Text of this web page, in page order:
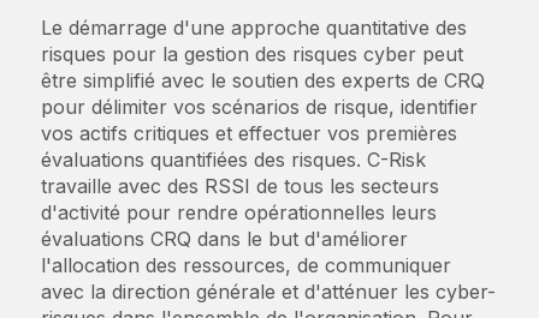
Le démarrage d'une approche quantitative des
risques pour la gestion des risques cyber peut
être simplifié avec le soutien des experts de CRQ
pour délimiter vos scénarios de risque, identifier
vos actifs critiques et effectuer vos premières
évaluations quantifiées des risques. C-Risk
travaille avec des RSSI de tous les secteurs
d'activité pour rendre opérationnelles leurs
évaluations CRQ dans le but d'améliorer
l'allocation des ressources, de communiquer
avec la direction générale et d'atténuer les cyber-